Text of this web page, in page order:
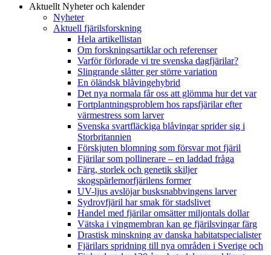
Aktuellt Nyheter och kalender
Nyheter
Aktuell fjärilsforskning
Hela artikellistan
Om forskningsartiklar och referenser
Varför förlorade vi tre svenska dagfjärilar?
Slingrande slåtter ger större variation
En öländsk blåvingehybrid
Det nya normala får oss att glömma hur det var
Fortplantningsproblem hos rapsfjärilar efter
värmestress som larver
Svenska svartfläckiga blåvingar sprider sig i
Storbritannien
Förskjuten blomning som försvar mot fjäril
Fjärilar som pollinerare – en laddad fråga
Färg, storlek och genetik skiljer
skogspärlemorfjärilens former
UV-ljus avslöjar busksnabbvingens larver
Sydrovfjäril har smak för stadslivet
Handel med fjärilar omsätter miljontals dollar
Vätska i vingmembran kan ge fjärilsvingar färg
Drastisk minskning av danska habitatspecialister
Fjärilars spridning till nya områden i Sverige och